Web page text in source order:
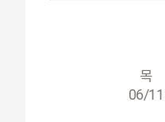
목
06/11